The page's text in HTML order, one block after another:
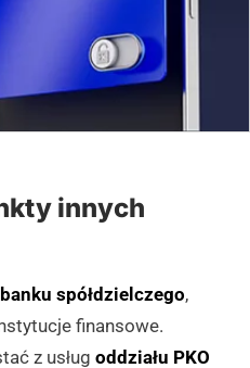
innych
banku spółdzielczego,
finansowe.
z usług oddziału PKO